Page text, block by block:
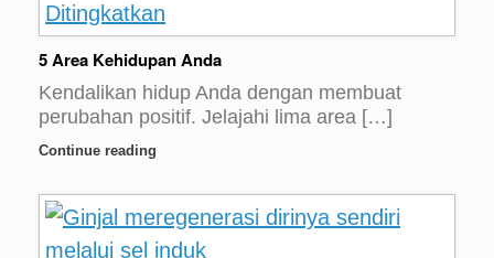
5 Area Kehidupan Anda
Kendalikan hidup Anda dengan membuat
perubahan positif. Jelajahi lima area […]
Continue reading